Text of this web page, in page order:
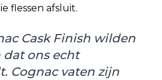
flessen afsluit.
Cask Finish wilden
dat ons echt
Cognac vaten zijn